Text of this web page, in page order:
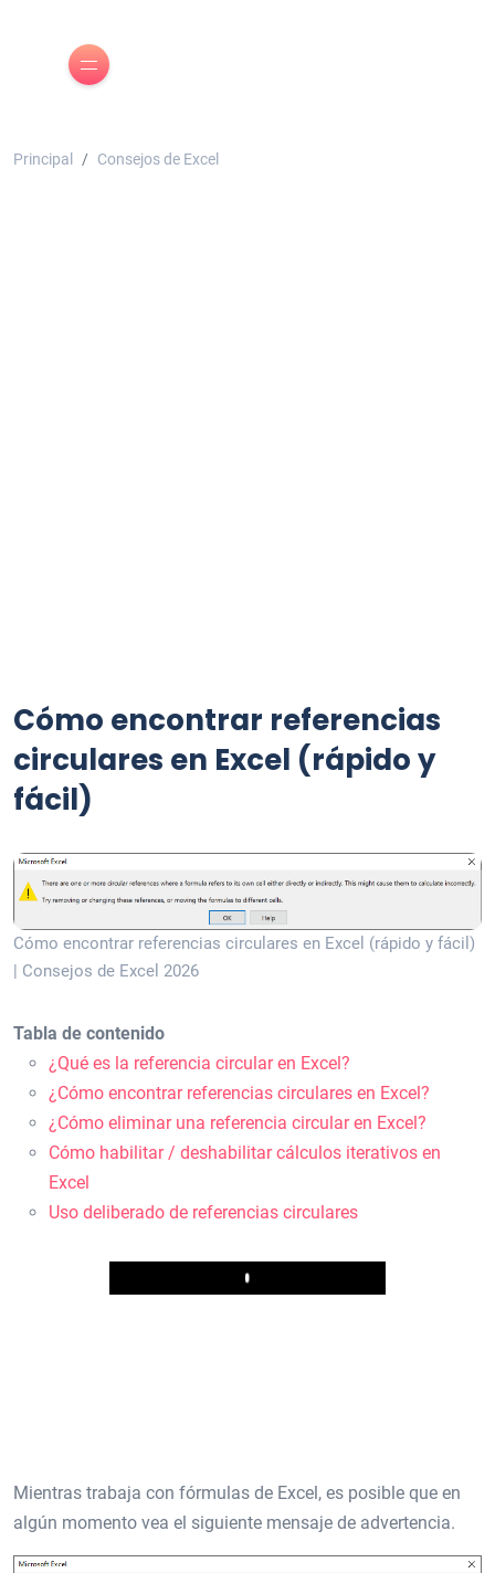
Principal Consejos de Excel
Cómo encontrar referencias
circulares en Excel (rápido y
fácil)
Cómo encontrar referencias circulares en Excel (rápido y fácil)
| Consejos de Excel 2026
Tabla de contenido
¿Qué es la referencia circular en Excel?
¿Cómo encontrar referencias circulares en Excel?
¿Cómo eliminar una referencia circular en Excel?
Cómo habilitar / deshabilitar cálculos iterativos en
Excel
Uso deliberado de referencias circulares
Play
Mientras trabaja con fórmulas de Excel, es posible que en
algún momento vea el siguiente mensaje de advertencia.